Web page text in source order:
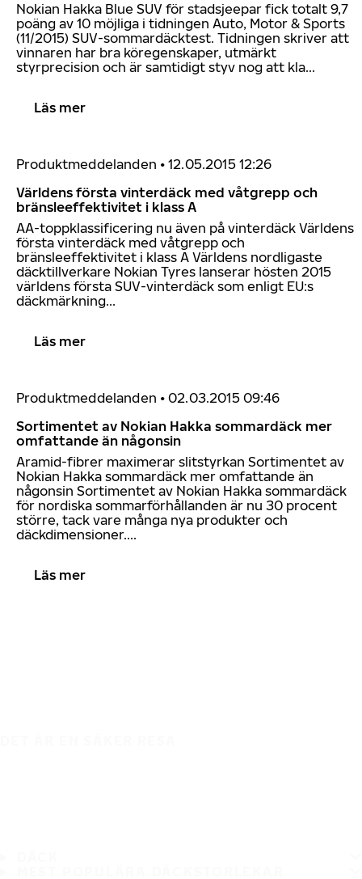
Nokian Hakka Blue SUV för stadsjeepar fick totalt 9,7
poäng av 10 möjliga i tidningen Auto, Motor & Sports
(11/2015) SUV-sommardäcktest. Tidningen skriver att
vinnaren har bra köregenskaper, utmärkt
styrprecision och är samtidigt styv nog att kla...
Läs mer
Produktmeddelanden • 12.05.2015 12:26
Världens första vinterdäck med våtgrepp och
bränsleeffektivitet i klass A
AA-toppklassificering nu även på vinterdäck Världens
första vinterdäck med våtgrepp och
bränsleeffektivitet i klass A Världens nordligaste
däcktillverkare Nokian Tyres lanserar hösten 2015
världens första SUV-vinterdäck som enligt EU:s
däckmärkning...
Läs mer
Produktmeddelanden • 02.03.2015 09:46
Sortimentet av Nokian Hakka sommardäck mer
omfattande än någonsin
Aramid-fibrer maximerar slitstyrkan Sortimentet av
Nokian Hakka sommardäck mer omfattande än
någonsin Sortimentet av Nokian Hakka sommardäck
för nordiska sommarförhållanden är nu 30 procent
större, tack vare många nya produkter och
däckdimensioner....
Läs mer